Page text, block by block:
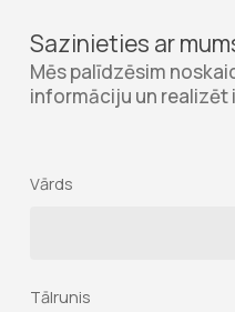
Sazinieties ar
Mēs palīdzēsim
informāciju un realizēt
Vārds
Tālrunis